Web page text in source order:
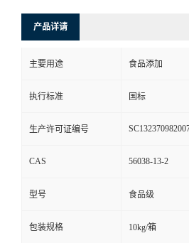
产品详请
主要用途 食品添加
执行标准 国标
生产许可证编号
CAS 56038-13-2
型号 食品级
包装规格 10kg/箱